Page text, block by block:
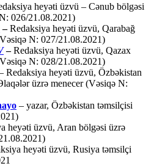
heyəti üzvü – Cənub bölgəsi
026/21.08.2021)
–Redaksiya heyəti üzvü, Qarabağ
N: 027/21.08.2021)
–Redaksiya heyəti üzvü, Qazax
N: 028/21.08.2021)
Redaksiya heyəti üzvü, Özbəkistan
üzrə menecer (Vəsiqə N:
– yazar, Özbəkistan təmsilçisi
heyəti üzvü, Aran bölgəsi üzrə
heyəti üzvü, Rusiya təmsilçi